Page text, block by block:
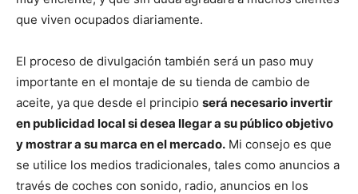
que viven ocupados diariamente.
El proceso de divulgación también será un paso muy
importante en el montaje de su tienda de cambio de
aceite, ya que desde el principio será necesario invertir
en publicidad local si desea llegar a su público objetivo
y mostrar a su marca en el mercado. Mi consejo es que
se utilice los medios tradicionales, tales como anuncios a
través de coches con sonido, radio, anuncios en los